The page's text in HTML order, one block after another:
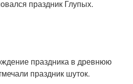
праздник Глупых.
праздника в древнюю
праздник шуток.